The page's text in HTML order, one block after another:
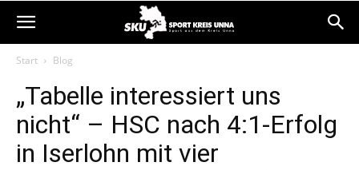
Start Blog
„Tabelle interessiert uns
nicht“ – HSC nach 4:1-Erfolg
in Iserlohn mit vier